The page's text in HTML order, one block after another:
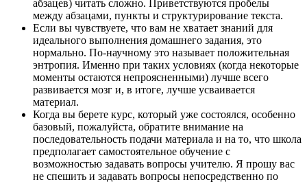
абзацев) читать сложно. Приветствуются пробелы
между абзацами, пункты и структурирование текста.
Если вы чувствуете, что вам не хватает знаний для
идеального выполнения домашнего задания, это
нормально. По-научному это называет положительная
энтропия. Именно при таких условиях (когда некоторые
моменты остаются непроясненными) лучше всего
развивается мозг и, в итоге, лучше усваивается
материал.
Когда вы берете курс, который уже состоялся, особенно
базовый, пожалуйста, обратите внимание на
последовательность подачи материала и на то, что школа
предполагает самостоятельное обучение с
возможностью задавать вопросы учителю. Я прошу вас
не спешить и задавать вопросы непосредственно по